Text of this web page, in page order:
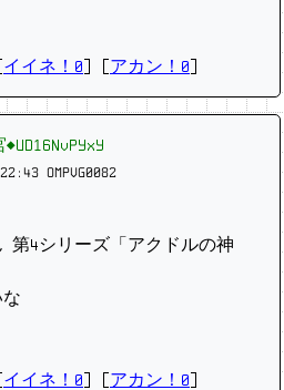
イイネ！0 アカン！0
OMPVG0082
第4シリーズ「アクドルの神
イイネ！0 アカン！0